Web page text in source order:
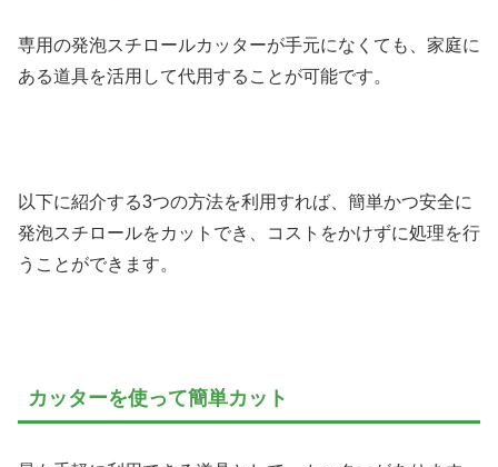
専用の発泡スチロールカッターが手元になくても、家庭に
ある道具を活用して代用することが可能です。
以下に紹介する3つの方法を利用すれば、簡単かつ安全に
発泡スチロールをカットでき、コストをかけずに処理を行
うことができます。
カッターを使って簡単カット